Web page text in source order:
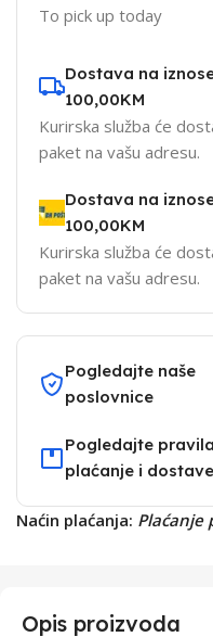
To pick up today
Dostava na
100,00KM
Kurirska služba će
paket na vašu adresu.
Dostava na
100,00KM
Kurirska služba će
paket na vašu adresu.
Pogledajte naše
poslovnice
Pogledajte pravila
plaćanje i dostave
Naćin plaćanja: Plaćanje
Opis proizvoda